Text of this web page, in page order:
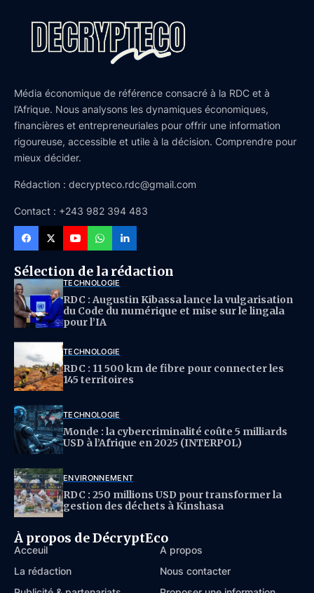
Média économique de référence consacré à la RDC et à
l’Afrique. Nous analysons les dynamiques économiques,
financières et entrepreneuriales pour offrir une information
rigoureuse, accessible et utile à la décision. Comprendre pour
mieux décider.
Rédaction : decrypteco.rdc@gmail.com
Contact : +243 982 394 483
Sélection de la rédaction
TECHNOLOGIE
RDC : Augustin Kibassa lance la vulgarisation
du Code du numérique et mise sur le lingala
pour l’IA
TECHNOLOGIE
RDC : 11 500 km de fibre pour connecter les
145 territoires
TECHNOLOGIE
Monde : la cybercriminalité coûte 5 milliards
USD à l’Afrique en 2025 (INTERPOL)
ENVIRONNEMENT
RDC : 250 millions USD pour transformer la
gestion des déchets à Kinshasa
À propos de DécryptEco
Acceuil
À propos
La rédaction
Nous contacter